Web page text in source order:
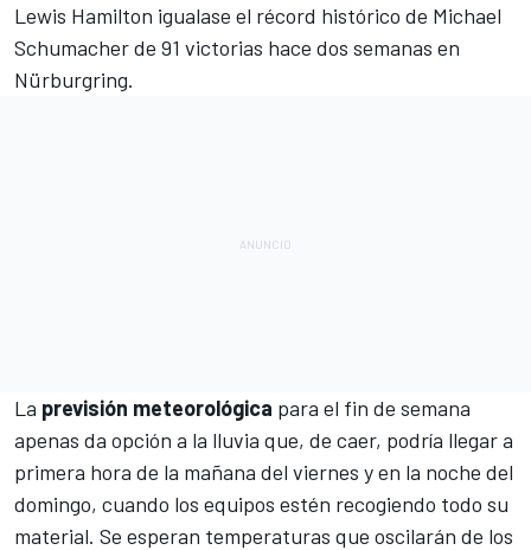
Lewis Hamilton igualase el récord histórico de Michael
Schumacher de 91 victorias hace dos semanas en
Nürburgring.
La previsión meteorológica para el fin de semana
apenas da opción a la lluvia que, de caer, podría llegar a
primera hora de la mañana del viernes y en la noche del
domingo, cuando los equipos estén recogiendo todo su
material. Se esperan temperaturas que oscilarán de los